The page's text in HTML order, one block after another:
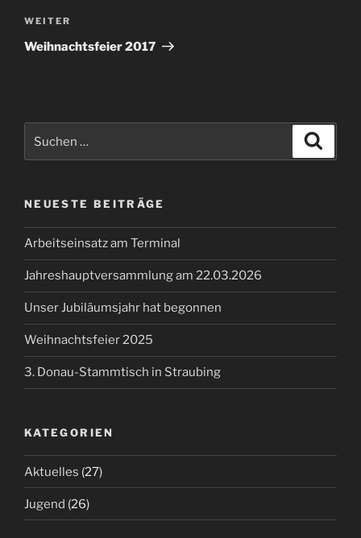
Nächster
Beitrag
WEITER
Weihnachtsfeier 2017
nach:
NEUESTE BEITRÄGE
Arbeitseinsatz am Terminal
Jahreshauptversammlung am 22.03.2026
Unser Jubiläumsjahr hat begonnen
Weihnachtsfeier 2025
3. Donau-Stammtisch in Straubing
KATEGORIEN
Aktuelles (27)
Jugend (26)